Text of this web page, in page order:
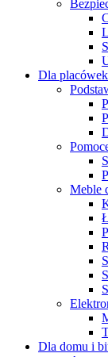
Dla
Meble
Dla domu i